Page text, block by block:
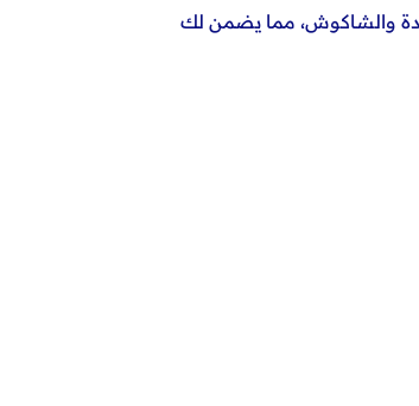
والشاكوش، مما يضمن لك